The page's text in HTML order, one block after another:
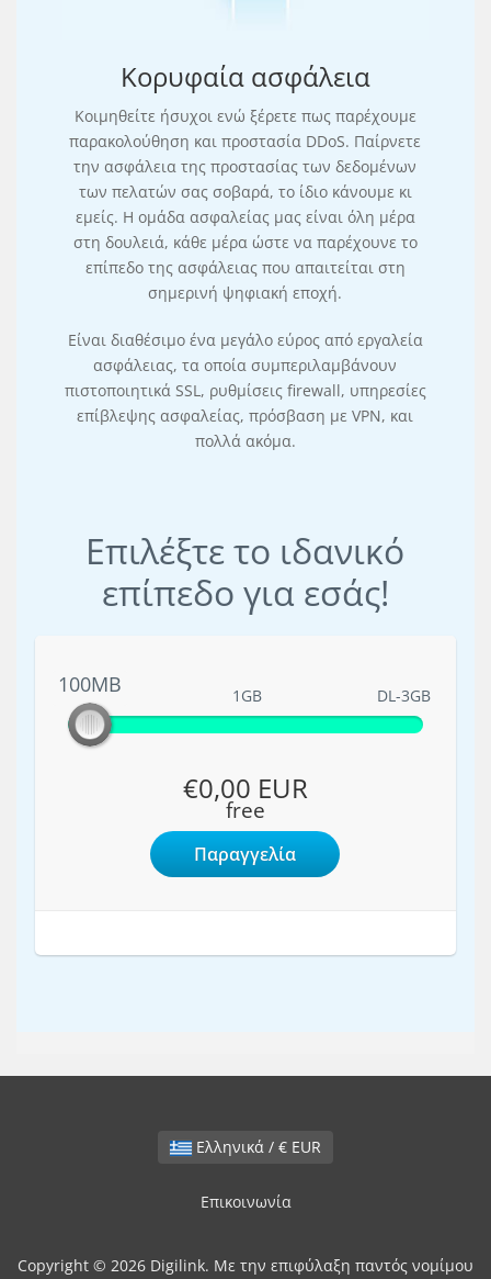
Κορυφαία ασφάλεια
Κοιμηθείτε ήσυχοι ενώ ξέρετε πως παρέχουμε
παρακολούθηση και προστασία DDoS. Παίρνετε
την ασφάλεια της προστασίας των δεδομένων
των πελατών σας σοβαρά, το ίδιο κάνουμε κι
εμείς. Η ομάδα ασφαλείας μας είναι όλη μέρα
στη δουλειά, κάθε μέρα ώστε να παρέχουνε το
επίπεδο της ασφάλειας που απαιτείται στη
σημερινή ψηφιακή εποχή.
Είναι διαθέσιμο ένα μεγάλο εύρος από εργαλεία
ασφάλειας, τα οποία συμπεριλαμβάνουν
πιστοποιητικά SSL, ρυθμίσεις firewall, υπηρεσίες
επίβλεψης ασφαλείας, πρόσβαση με VPN, και
πολλά ακόμα.
Επιλέξτε το ιδανικό
επίπεδο για εσάς!
100MB
100MB 1GB DL-3GB
€0,00 EUR
free
Παραγγελία
Ελληνικά / € EUR
Επικοινωνία
Copyright © 2026 Digilink. Με την επιφύλαξη παντός νομίμου